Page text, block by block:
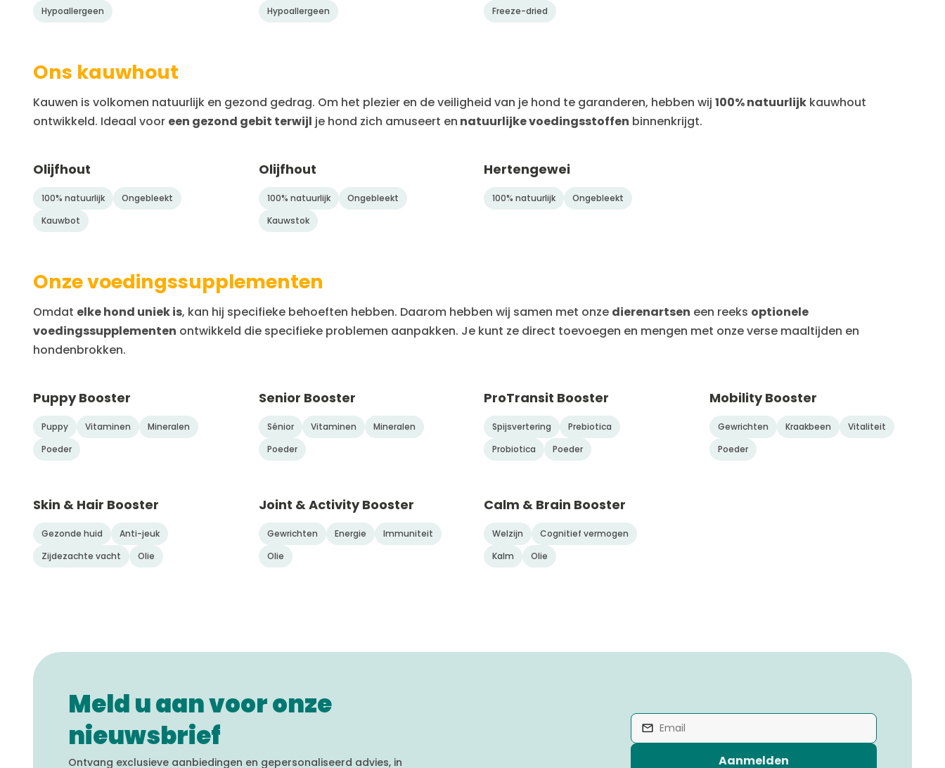
Hypoallergeen
Hypoallergeen
Freeze-dried
Ons kauwhout
Kauwen is volkomen natuurlijk en gezond gedrag. Om het plezier en de veiligheid van je hond te garanderen, hebben wij 100% natuurlijk kauwhout
ontwikkeld. Ideaal voor een gezond gebit terwijl je hond zich amuseert en natuurlijke voedingsstoffen binnenkrijgt.
Olijfhout
100% natuurlijk
Ongebleekt
Kauwbot
Olijfhout
100% natuurlijk
Ongebleekt
Kauwstok
Hertengewei
100% natuurlijk Ongebleekt
Onze voedingssupplementen
Omdat elke hond uniek is, kan hij specifieke behoeften hebben. Daarom hebben wij samen met onze dierenartsen een reeks optionele
voedingssupplementen ontwikkeld die specifieke problemen aanpakken. Je kunt ze direct toevoegen en mengen met onze verse maaltijden en
hondenbrokken.
Puppy Booster
Puppy Vitaminen
Mineralen
Poeder
Senior Booster
Sénior Vitaminen
Mineralen
Poeder
ProTransit Booster
Spijsvertering
Prebiotica
Probiotica
Poeder
Mobility Booster
Gewrichten Kraakbeen
Vitaliteit
Poeder
Skin & Hair Booster
Gezonde huid
Anti-jeuk
Zijdezachte vacht
Olie
Joint & Activity Booster
Gewrichten Energie
Immuniteit
Olie
Calm & Brain Booster
Welzijn
Cognitief vermogen
Kalm
Olie
Meld u aan voor onze
nieuwsbrief
Ontvang exclusieve aanbiedingen en gepersonaliseerd advies, in Aanmelden